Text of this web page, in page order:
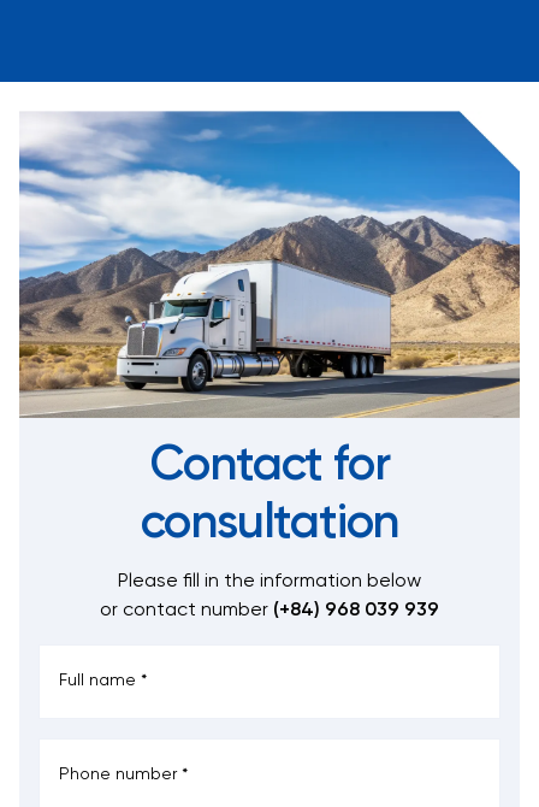
Contact for
consultation
Please fill in the information below
or contact number (+84) 968 039 939